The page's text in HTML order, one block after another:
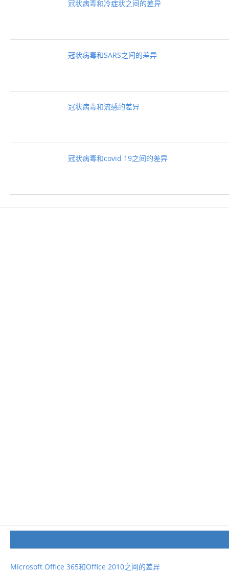
冠状病毒和冷症状之间的差异
冠状病毒和SARS之间的差异
冠状病毒和流感的差异
冠状病毒和covid 19之间的差异
Microsoft Office 365和Office 2010之间的差异